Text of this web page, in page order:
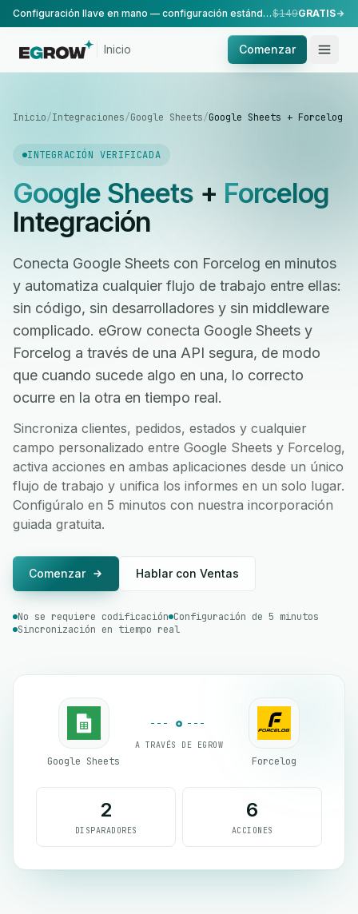
Configuración llave en mano — configuración estándar, realizada por nuestro equipo.$149GRATIS
Inicio Comenzar
Inicio/Integraciones/Google Sheets/Google Sheets + Forcelog
INTEGRACIÓN VERIFICADA
Google Sheets+ Forcelog
Integración
Conecta Google Sheets con Forcelog en minutos
y automatiza cualquier flujo de trabajo entre ellas:
sin código, sin desarrolladores y sin middleware
complicado. eGrow conecta Google Sheets y
Forcelog a través de una API segura, de modo
que cuando sucede algo en una, lo correcto
ocurre en la otra en tiempo real.
Sincroniza clientes, pedidos, estados y cualquier
campo personalizado entre Google Sheets y Forcelog,
activa acciones en ambas aplicaciones desde un único
flujo de trabajo y unifica los informes en un solo lugar.
Configúralo en 5 minutos con nuestra incorporación
guiada gratuita.
Comenzar Hablar con Ventas
No se requiere codificación Configuración de 5 minutos
Sincronización en tiempo real
Google Sheets
A TRAVÉS DE EGROW
Forcelog
2
DISPARADORES
6
ACCIONES